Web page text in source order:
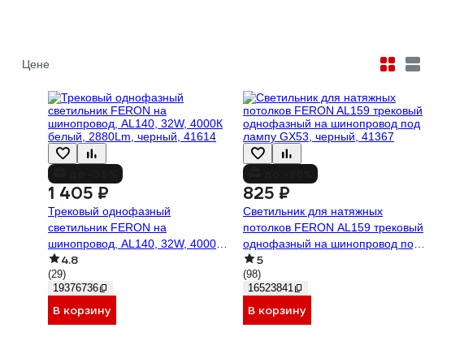
Цене
1 405 ₽
Трековый однофазный
светильник FERON на
шинопровод, AL140, 32W, 4000К
белый, 2880Lm, черный, 41614
4.8
(29)
19376736
В корзину
825 ₽
Светильник для натяжных
потолков FERON AL159 трековый
однофазный на шинопровод под
лампу GX53, черный, 41367
5
(98)
16523841
В корзину